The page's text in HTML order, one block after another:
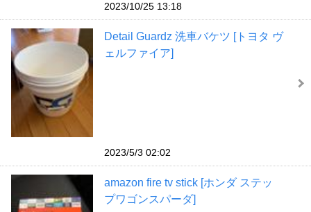
2023/10/25 13:18
Detail Guardz 洗車バケツ [トヨタ ヴ
ェルファイア]
2023/5/3 02:02
amazon fire tv stick [ホンダ ステッ
プワゴンスパーダ]